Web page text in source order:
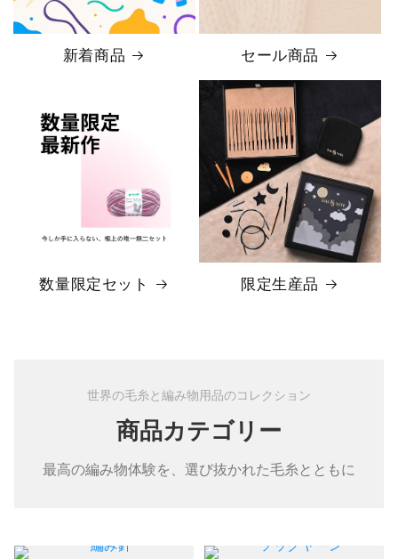
新着商品 セール商品
数量限定セット 限定生産品
世界の毛糸と編み物用品のコレクション
商品カテゴリー
最高の編み物体験を、選び抜かれた毛糸とともに